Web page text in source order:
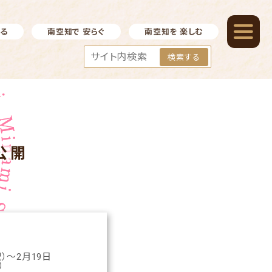
南空知で 安らぐ 南空知を 楽しむ
検索する
開
～2月19日